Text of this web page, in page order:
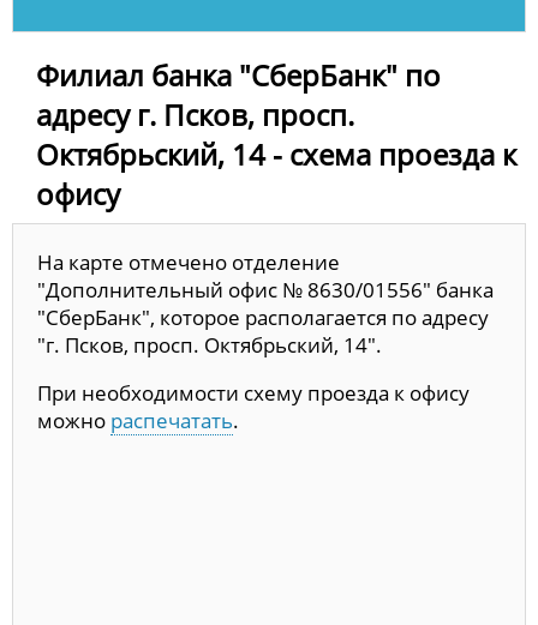
Филиал банка "СберБанк" по
адресу г. Псков, просп.
Октябрьский, 14 - схема проезда к
офису
На карте отмечено отделение
"Дополнительный офис № 8630/01556" банка
"СберБанк", которое располагается по адресу
"г. Псков, просп. Октябрьский, 14".
При необходимости схему проезда к офису
можно распечатать.